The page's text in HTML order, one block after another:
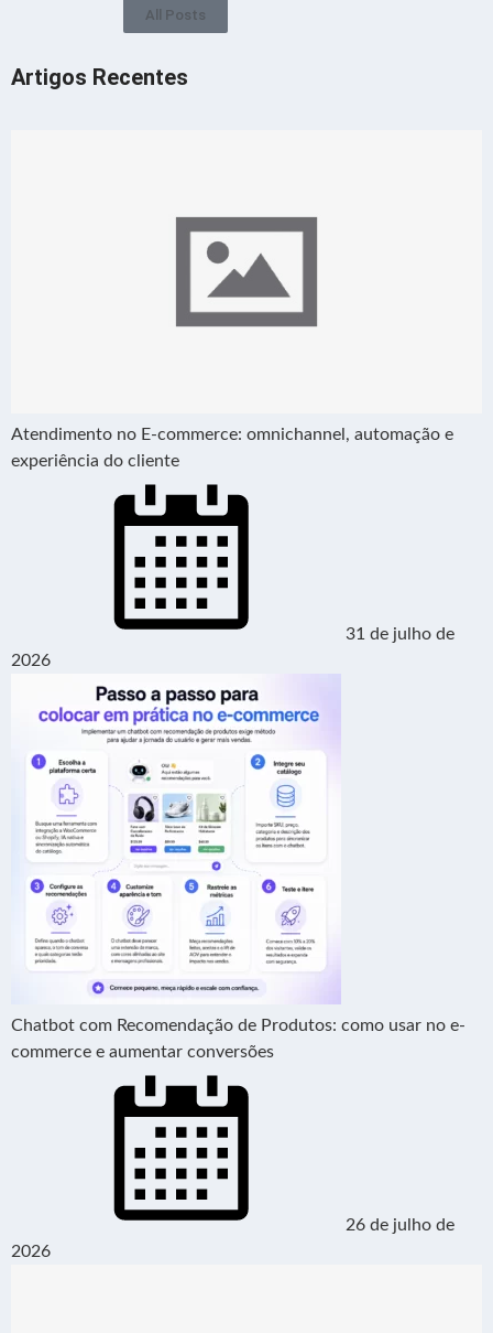
All Posts
Artigos Recentes
Atendimento no E-commerce: omnichannel, automação e
experiência do cliente
31 de julho de
2026
Chatbot com Recomendação de Produtos: como usar no e-
commerce e aumentar conversões
26 de julho de
2026